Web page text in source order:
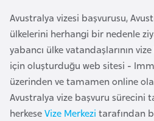
Avustralya vizesi başvurusu,
ülkelerini herhangi bir nedenle
yabancı ülke vatandaşlarının
için oluşturduğu web sitesi -
üzerinden ve tamamen online
Avustralya vize başvuru sürecini
herkeseVize Merkezi tarafından
u